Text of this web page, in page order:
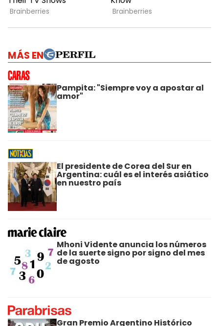
MÁS EN
Pampita: "Siempre voy a apostar al
amor"
El presidente de Corea del Sur en
Argentina: cuál es el interés asiático
en nuestro país
Mhoni Vidente anuncia los números
de la suerte signo por signo del mes
de agosto
Gran Premio Argentino Histórico